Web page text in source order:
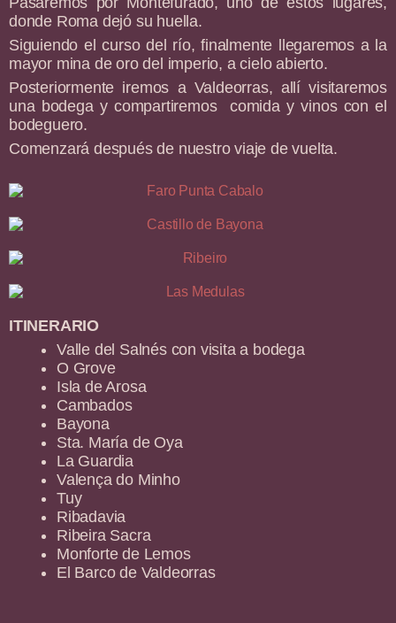
donde Roma dejó su huella.
Siguiendo el curso del río, finalmente llegaremos a la
mayor mina de oro del imperio, a cielo abierto.
Posteriormente iremos a Valdeorras, allí visitaremos
una bodega y compartiremos comida y vinos con el
bodeguero.
Comenzará después de nuestro viaje de vuelta.
ITINERARIO
Valle del Salnés con visita a bodega
O Grove
Isla de Arosa
Cambados
Bayona
Sta. María de Oya
La Guardia
Valença do Minho
Tuy
Ribadavia
Ribeira Sacra
Monforte de Lemos
El Barco de Valdeorras